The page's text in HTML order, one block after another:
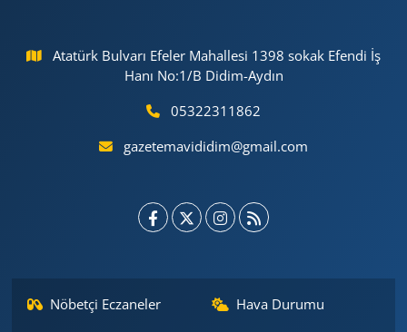
Atatürk Bulvarı Efeler Mahallesi 1398 sokak Efendi İş
Hanı No:1/B Didim-Aydın
05322311862
gazetemavididim@gmail.com
Nöbetçi Eczaneler
Hava Durumu